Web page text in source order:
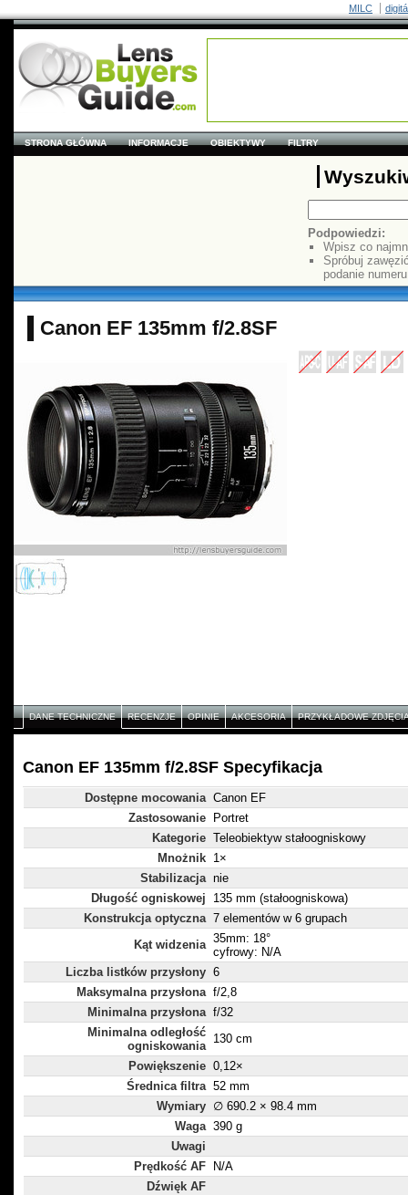
MILC
STRONA GŁÓWNA INFORMACJE OBIEKTYWY FILTRY
Podpowiedzi:
Wpisz co
Spróbuj
podanie
Canon EF 135mm f/2.8SF
DANE TECHNICZNE RECENZJE OPINIE AKCESORIA PRZYKŁADOWE
Canon EF 135mm f/2.8SF Specyfikacja
Dostępne mocowania Canon EF
Zastosowanie
Portret
Kategorie Teleobiektyw stałoogniskowy
Mnożnik 1×
Stabilizacja nie
Długość ogniskowej
135 mm (stałoogniskowa)
Konstrukcja optyczna 7 elementów w 6 grupach
Kąt widzenia 35mm: 18°
cyfrowy: N/A
Liczba listków przysłony 6
Maksymalna przysłona f/2,8
Minimalna przysłona f/32
Minimalna odległość
ogniskowania
130 cm
Powiększenie 0,12×
Średnica filtra 52 mm
Wymiary ∅ 690.2 × 98.4 mm
Waga 390 g
Uwagi
Prędkość AF
N/A
Dźwięk AF